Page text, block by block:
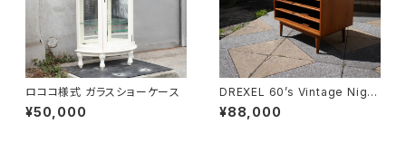
ロココ様式 ガラスショーケース
¥50,000
DREXEL 60’s Vintage Night
table
¥88,000